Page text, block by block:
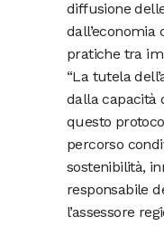
diffusione
pratiche tra
“La tutela
dalla capacità
questo
percorso
sostenibilità,
responsabile
l’assessore